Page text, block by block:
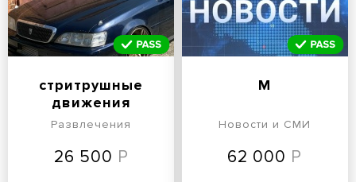
стритрушные
движения
Развлечения
26 500
М
Новости и СМИ
62 000